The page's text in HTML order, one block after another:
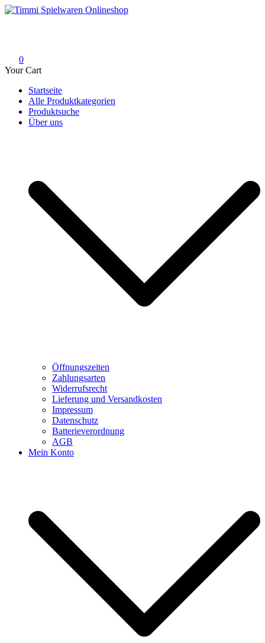
Skip
0
Your Cart
Startseite
Alle Produktkategorien
Produktsuche
Über uns
Öffnungszeiten
Zahlungsarten
Widerrufsrecht
Lieferung und Versandkosten
Impressum
Datenschutz
Batterieverordnung
AGB
Mein Konto